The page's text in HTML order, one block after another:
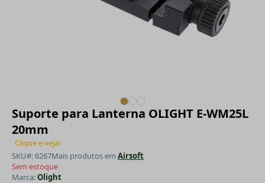
Suporte para Lanterna OLIGHT E-WM25L
20mm
Clique e veja!
SKU#: 6267Mais produtos em Airsoft
Sem estoque
Marca:Olight